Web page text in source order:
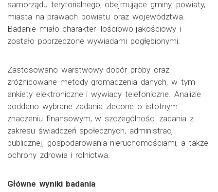
samorządu terytorialnego, obejmujące gminy, powiaty,
miasta na prawach powiatu oraz województwa.
Badanie miało charakter ilościowo-jakościowy i
zostało poprzedzone wywiadami pogłębionymi.
Zastosowano warstwowy dobór próby oraz
zróżnicowane metody gromadzenia danych, w tym
ankiety elektroniczne i wywiady telefoniczne. Analizie
poddano wybrane zadania zlecone o istotnym
znaczeniu finansowym, w szczególności zadania z
zakresu świadczeń społecznych, administracji
publicznej, gospodarowania nieruchomościami, a także
ochrony zdrowia i rolnictwa.
Główne wyniki badania